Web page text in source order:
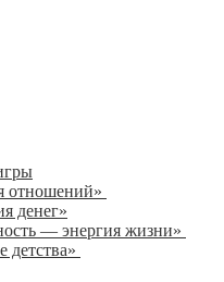
отношений»
денег»
— энергия жизни»
детства»